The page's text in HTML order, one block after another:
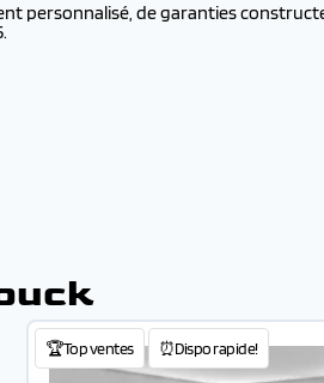
personnalisé, de garanties
🏆Top ventes ⏰Dispo rapide!